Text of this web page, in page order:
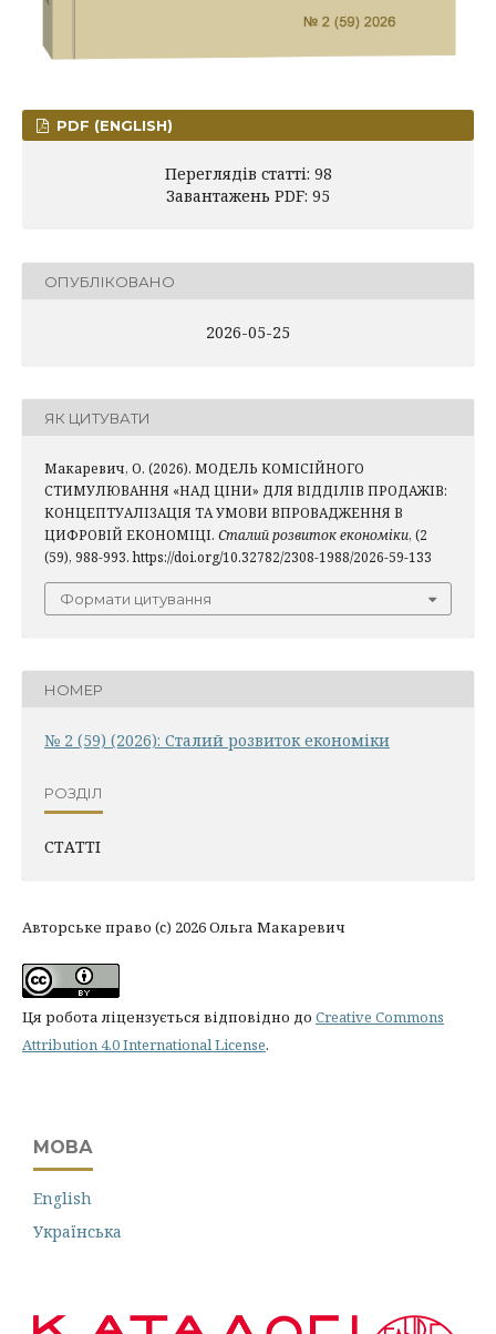
PDF (ENGLISH)
Переглядів статті: 98
Завантажень PDF: 95
ОПУБЛІКОВАНО
2026-05-25
ЯК ЦИТУВАТИ
Макаревич, О. (2026). МОДЕЛЬ КОМІСІЙНОГО
СТИМУЛЮВАННЯ «НАД ЦІНИ» ДЛЯ ВІДДІЛІВ ПРОДАЖІВ:
КОНЦЕПТУАЛІЗАЦІЯ ТА УМОВИ ВПРОВАДЖЕННЯ В
ЦИФРОВІЙ ЕКОНОМІЦІ. Сталий розвиток економіки, (2
(59), 988-993. https://doi.org/10.32782/2308-1988/2026-59-133
Формати цитування
НОМЕР
№ 2 (59) (2026): Сталий розвиток економіки
РОЗДІЛ
СТАТТІ
Авторське право (c) 2026 Ольга Макаревич
Ця робота ліцензується відповідно до Creative Commons
Attribution 4.0 International License.
МОВА
English
Українська